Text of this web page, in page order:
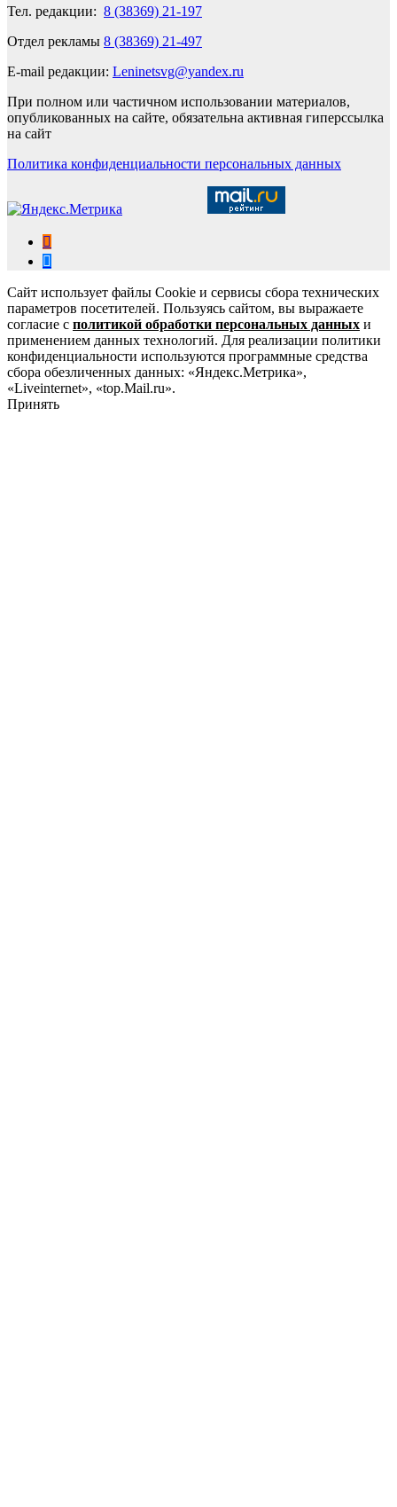
Тел. редакции: 8 (38369) 21-197
Отдел рекламы 8 (38369) 21-497
E-mail редакции: Leninetsvg@yandex.ru
При полном или частичном использовании материалов,
опубликованных на сайте, обязательна активная гиперссылка
на сайт
Политика конфиденциальности персональных данных
Сайт использует файлы Cookie и сервисы сбора технических
параметров посетителей. Пользуясь сайтом, вы выражаете
согласие с политикой обработки персональных данных и
применением данных технологий. Для реализации политики
конфиденциальности используются программные средства
сбора обезличенных данных: «Яндекс.Метрика»,
«Liveinternet», «top.Mail.ru».
Принять